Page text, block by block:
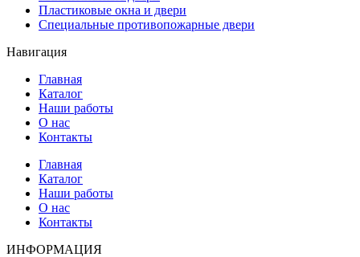
Пластиковые окна и двери
Специальные противопожарные двери
Навигация
Главная
Каталог
Наши работы
О нас
Контакты
Главная
Каталог
Наши работы
О нас
Контакты
ИНФОРМАЦИЯ